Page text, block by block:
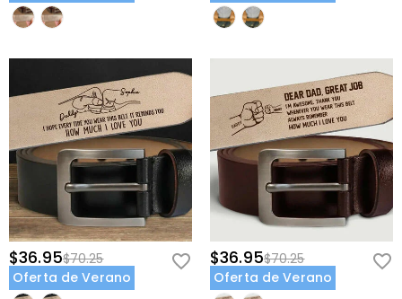
$36.95$70.25
Oferta de Verano
$36.95$70.25
Oferta de Verano